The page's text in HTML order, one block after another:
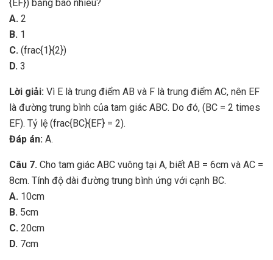
{EF}) bằng bao nhiêu?
A. 2
B. 1
C. (frac{1}{2})
D. 3
Lời giải: Vì E là trung điểm AB và F là trung điểm AC, nên EF
là đường trung bình của tam giác ABC. Do đó, (BC = 2 times
EF). Tỷ lệ (frac{BC}{EF} = 2).
Đáp án: A.
Câu 7. Cho tam giác ABC vuông tại A, biết AB = 6cm và AC =
8cm. Tính độ dài đường trung bình ứng với cạnh BC.
A. 10cm
B. 5cm
C. 20cm
D. 7cm